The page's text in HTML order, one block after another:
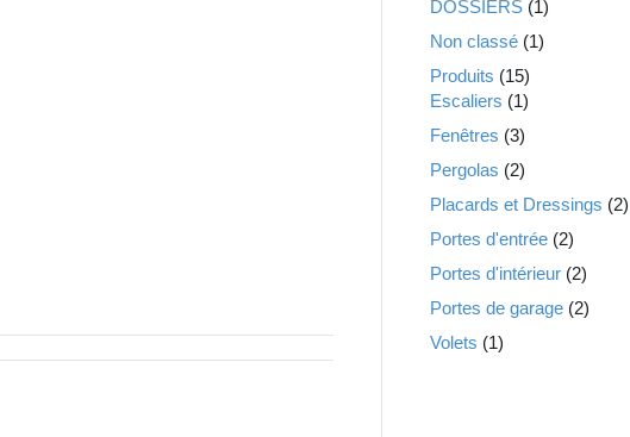
DOSSIERS (1)
Non classé (1)
Produits (15)
Escaliers (1)
Fenêtres (3)
Pergolas (2)
Placards et Dressings (2)
Portes d'entrée (2)
Portes d'intérieur (2)
Portes de garage (2)
Volets (1)